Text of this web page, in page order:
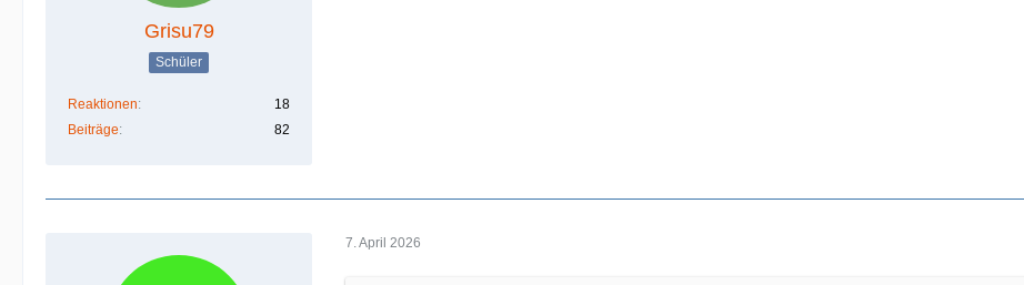
Grisu79
Schüler
Reaktionen
18
Beiträge
82
7. April 2026